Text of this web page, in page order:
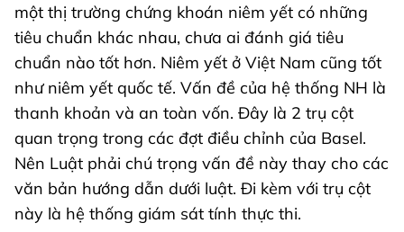
một thị trường chứng khoán niêm yết có những
tiêu chuẩn khác nhau, chưa ai đánh giá tiêu
chuẩn nào tốt hơn. Niêm yết ở Việt Nam cũng tốt
như niêm yết quốc tế. Vấn đề của hệ thống NH là
thanh khoản và an toàn vốn. Đây là 2 trụ cột
quan trọng trong các đợt điều chỉnh của Basel.
Nên Luật phải chú trọng vấn đề này thay cho các
văn bản hướng dẫn dưới luật. Đi kèm với trụ cột
này là hệ thống giám sát tính thực thi.